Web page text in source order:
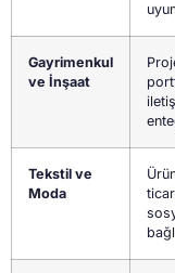
Gayrimenkul
ve İnşaat
Tekstil ve
Moda